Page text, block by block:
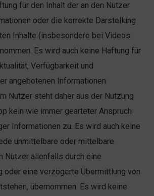
für den Inhalt der an den Nutzer
oder die korrekte Darstellung
Inhalte (insbesondere bei Videos
Es wird auch keine Haftung für
Verfügbarkeit und
angebotenen Informationen
Nutzer steht daher aus der Nutzung
kein wie immer gearteter Anspruch
Informationen zu. Es wird auch keine
unmittelbare oder mittelbare
Nutzer allenfalls durch eine
oder eine verzögerte Übermittlung von
übernommen. Es wird keine